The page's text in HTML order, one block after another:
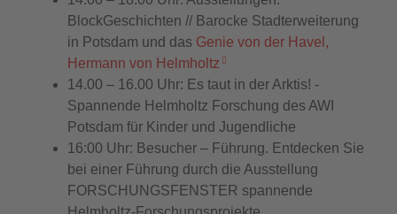
BlockGeschichten // Barocke Stadterweiterung
in Potsdam und das Genie von der Havel,
Hermann von Helmholtz
14.00 – 16.00 Uhr: Es taut in der Arktis! -
Spannende Helmholtz Forschung des AWI
Potsdam für Kinder und Jugendliche
16:00 Uhr: Besucher – Führung. Entdecken Sie
bei einer Führung durch die Ausstellung
FORSCHUNGSFENSTER spannende